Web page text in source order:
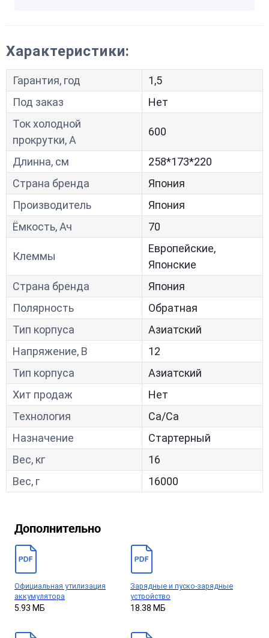
Характеристики:
Гарантия, год
1,5
Под заказ
Нет
Ток холодной
прокрутки, A
600
Длинна, см
258*173*220
Страна бренда
Япония
Производитель
Япония
Ёмкость, Ач
70
Клеммы
Европейские,
Японские
Страна бренда
Япония
Полярность
Обратная
Тип корпуса
Азиатский
Напряжение, В
12
Тип корпуса
Азиатский
Хит продаж
Нет
Технология
Са/Са
Назначение
Стартерный
Вес, кг
16
Вес, г
16000
Дополнительно
Официальная утилизация
аккумулятора
5.93 МБ
Зарядные и пуско-зарядные
устройство
18.38 МБ